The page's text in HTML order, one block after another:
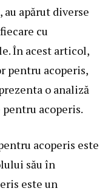
apărut diverse
cu
În acest articol,
pentru acoperis,
o analiză
acoperis.
acoperis este
său în
este un